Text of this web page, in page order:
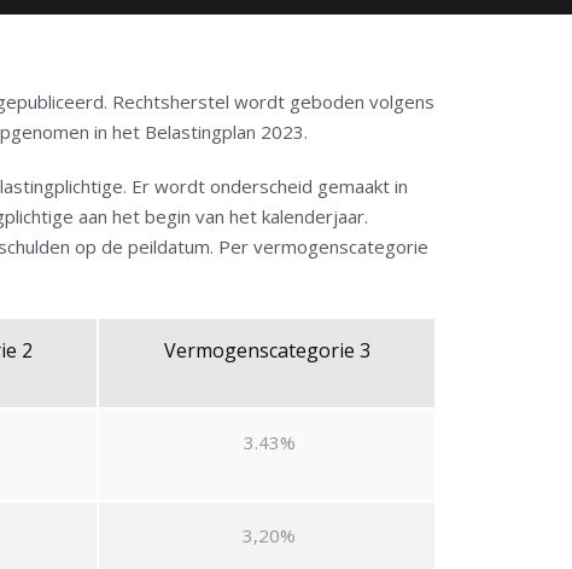
Rechtsherstel wordt geboden volgens
in het Belastingplan 2023.
Er wordt onderscheid gemaakt in
aan het begin van het kalenderjaar.
op de peildatum. Per vermogenscategorie
2 Vermogenscategorie 3
3.43%
3,20%